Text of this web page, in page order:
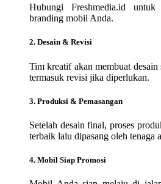
Hubungi Freshmedia.id untuk
branding mobil Anda.
2. Desain & Revisi
Tim kreatif akan membuat desain
termasuk revisi jika diperlukan.
3. Produksi & Pemasangan
Setelah desain final, proses
terbaik lalu dipasang oleh tenaga
4. Mobil Siap Promosi